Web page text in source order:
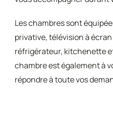
Les chambres sont
privative, télévision à
réfrigérateur, kitchenette
chambre est également à
répondre à toute vos